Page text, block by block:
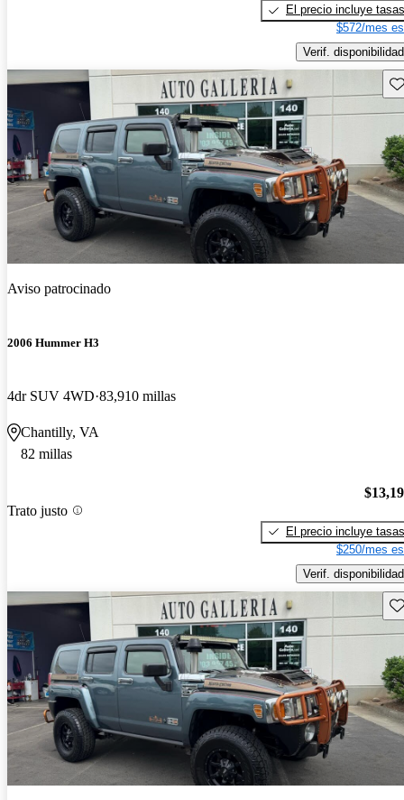
El precio incluye tasas
$572/mes
Verif. disponibilidad
Aviso patrocinado
2006 Hummer H3
4dr SUV 4WD 83,910 millas
Chantilly, VA
82 millas
Trato justo
El precio incluye tasas
$250/mes
Verif. disponibilidad